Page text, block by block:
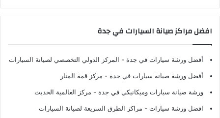
افضل مراكز صيانة السيارات في جدة
أفضل ورشة سيارات في جدة - المركز الدولي التخصصي لصيانة السيارات
أفضل ورشة صيانة سيارات في جدة - مركز قمة المنار
ورشة صيانة سيارات وميكانيكي في جدة - مركز العالمية الحديث
افضل ورشة سيارات - مراكز الطرق السريعة لصيانة السيارات